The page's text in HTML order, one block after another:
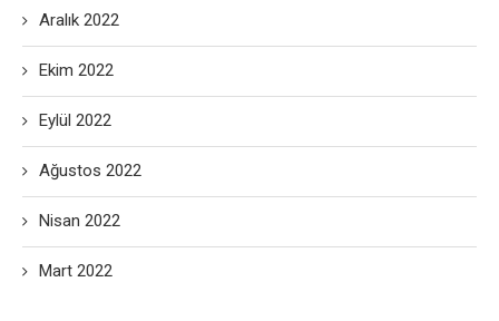
Aralık 2022
Ekim 2022
Eylül 2022
Ağustos 2022
Nisan 2022
Mart 2022